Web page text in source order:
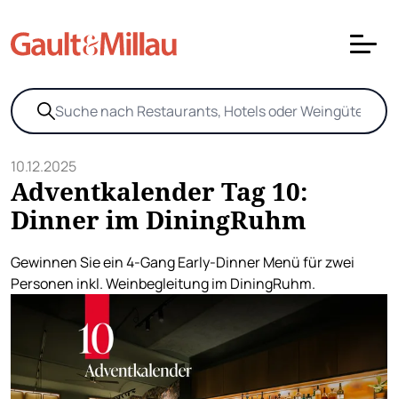
10.12.2025
Adventkalender Tag 10:
Dinner im DiningRuhm
Gewinnen Sie ein 4-Gang Early-Dinner Menü für zwei
Personen inkl. Weinbegleitung im DiningRuhm.